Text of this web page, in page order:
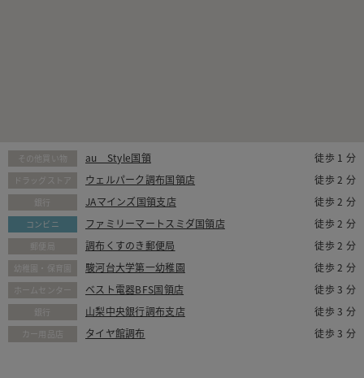
その他買い物 au Style国領 徒歩 1 分
ドラッグストア ウェルパーク調布国領店 徒歩 2 分
銀行 JAマインズ国領支店 徒歩 2 分
コンビニ ファミリーマートスミダ国領店 徒歩 2 分
郵便局 調布くすのき郵便局 徒歩 2 分
幼稚園・保育園 駿河台大学第一幼稚園 徒歩 2 分
ホームセンター ベスト電器BFS国領店 徒歩 3 分
銀行 山梨中央銀行調布支店 徒歩 3 分
カー用品店 タイヤ館調布 徒歩 3 分